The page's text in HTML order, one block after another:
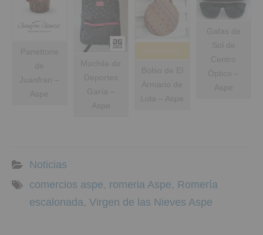
Noticias
comercios aspe, romeria Aspe, Romería
escalonada, Virgen de las Nieves Aspe